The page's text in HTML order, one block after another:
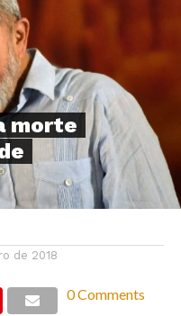
morte
de 2018
0 Comments